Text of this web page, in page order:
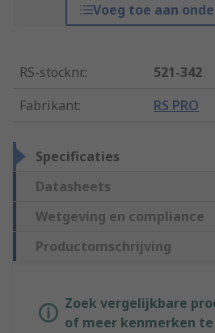
Voeg toe aan
RS-stocknr.:
521-342
Fabrikant: RS PRO
Specificaties
Datasheets
Wetgeving en compliance
Productomschrijving
Zoek vergelijkbare
of meer kenmerken